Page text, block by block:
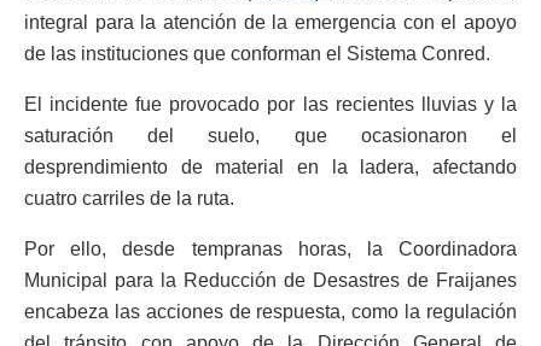
integral para la atención de la emergencia con el apoyo
de las instituciones que conforman el Sistema Conred.
El incidente fue provocado por las recientes lluvias y la
saturación del suelo, que ocasionaron el
desprendimiento de material en la ladera, afectando
cuatro carriles de la ruta.
Por ello, desde tempranas horas, la Coordinadora
Municipal para la Reducción de Desastres de Fraijanes
encabeza las acciones de respuesta, como la regulación